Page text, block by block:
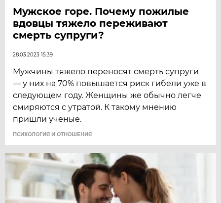
Мужское горе. Почему пожилые
вдовцы тяжело переживают
смерть супруги?
28.03.2023 15:39
Мужчины тяжело переносят смерть супруги
— у них на 70% повышается риск гибели уже в
следующем году. Женщины же обычно легче
смиряются с утратой. К такому мнению
пришли ученые.
ПСИХОЛОГИЯ И ОТНОШЕНИЯ